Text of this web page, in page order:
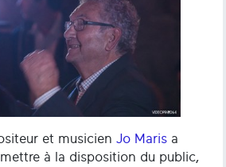
et musicien Jo Maris a
à la disposition du public,